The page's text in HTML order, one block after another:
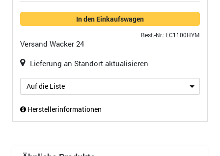
In den Einkaufswagen
Best.-Nr.: LC1100HYM
Versand Wacker 24
Lieferung an Standort aktualisieren
Auf die Liste
Herstellerinformationen